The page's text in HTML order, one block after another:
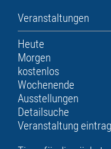
Veranstaltungen
Heute
Morgen
kostenlos
Wochenende
Ausstellungen
Detailsuche
Veranstaltung